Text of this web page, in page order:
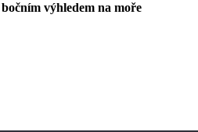
výhledem na moře